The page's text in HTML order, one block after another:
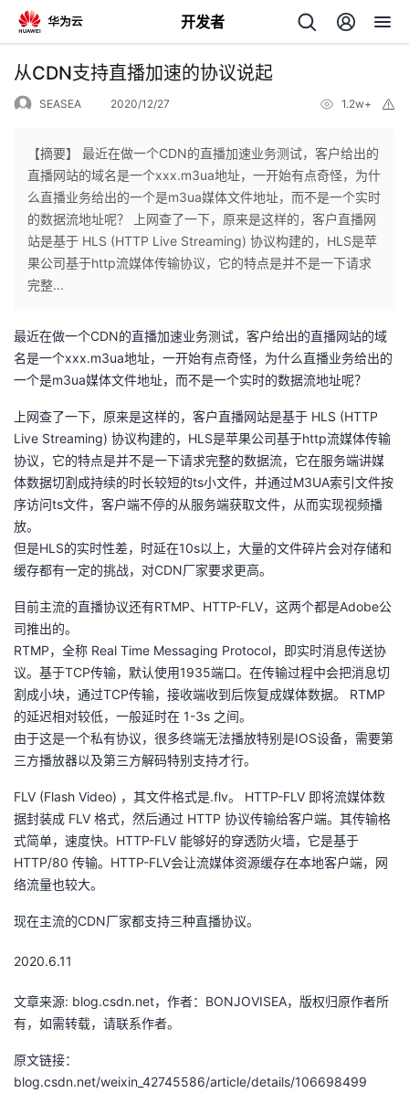
开发者
返
个
人
页
我
开
者
我
博
客
的
论
我
的
子
我
直
播
的
活
动
我
的
关
注
我
的
开
发
者
堂
我
我
的
Programs
我
的
支
我
的
我
从CDN支持直播加速的协议说起
SEASEA 2020/12/27 1.2w+
【摘要】 最近在做一个CDN的直播加速业务测试，客户给出的
直播网站的域名是一个xxx.m3ua地址，一开始有点奇怪，为什
么直播业务给出的一个是m3ua媒体文件地址，而不是一个实时
的数据流地址呢？ 上网查了一下，原来是这样的，客户直播网
站是基于 HLS (HTTP Live Streaming) 协议构建的，HLS是苹
果公司基于http流媒体传输协议，它的特点是并不是一下请求
完整...
最近在做一个CDN的直播加速业务测试，客户给出的直播网站的域
名是一个xxx.m3ua地址，一开始有点奇怪，为什么直播业务给出的
一个是m3ua媒体文件地址，而不是一个实时的数据流地址呢？
上网查了一下，原来是这样的，客户直播网站是基于 HLS (HTTP
Live Streaming) 协议构建的，HLS是苹果公司基于http流媒体传输
协议，它的特点是并不是一下请求完整的数据流，它在服务端讲媒
体数据切割成持续的时长较短的ts小文件，并通过M3UA索引文件按
序访问ts文件，客户端不停的从服务端获取文件，从而实现视频播
放。
但是HLS的实时性差，时延在10s以上，大量的文件碎片会对存储和
缓存都有一定的挑战，对CDN厂家要求更高。
目前主流的直播协议还有RTMP、HTTP-FLV，这两个都是Adobe公
司推出的。
RTMP，全称 Real Time Messaging Protocol，即实时消息传送协
议。基于TCP传输，默认使用1935端口。在传输过程中会把消息切
割成小块，通过TCP传输，接收端收到后恢复成媒体数据。 RTMP
的延迟相对较低，一般延时在 1-3s 之间。
由于这是一个私有协议，很多终端无法播放特别是IOS设备，需要第
三方播放器以及第三方解码特别支持才行。
FLV (Flash Video) ，其文件格式是.flv。 HTTP-FLV 即将流媒体数
据封装成 FLV 格式，然后通过 HTTP 协议传输给客户端。其传输格
式简单，速度快。HTTP-FLV 能够好的穿透防火墙，它是基于
HTTP/80 传输。HTTP-FLV会让流媒体资源缓存在本地客户端，网
络流量也较大。
现在主流的CDN厂家都支持三种直播协议。
2020.6.11
文章来源: blog.csdn.net，作者：BONJOVISEA，版权归原作者所
有，如需转载，请联系作者。
原文链接：
blog.csdn.net/weixin_42745586/article/details/106698499